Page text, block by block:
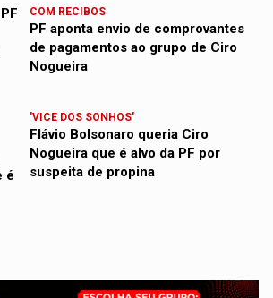
COM RECIBOS
PF aponta envio de comprovantes
de pagamentos ao grupo de Ciro
Nogueira
'VICE DOS SONHOS'
Flávio Bolsonaro queria Ciro
Nogueira que é alvo da PF por
suspeita de propina